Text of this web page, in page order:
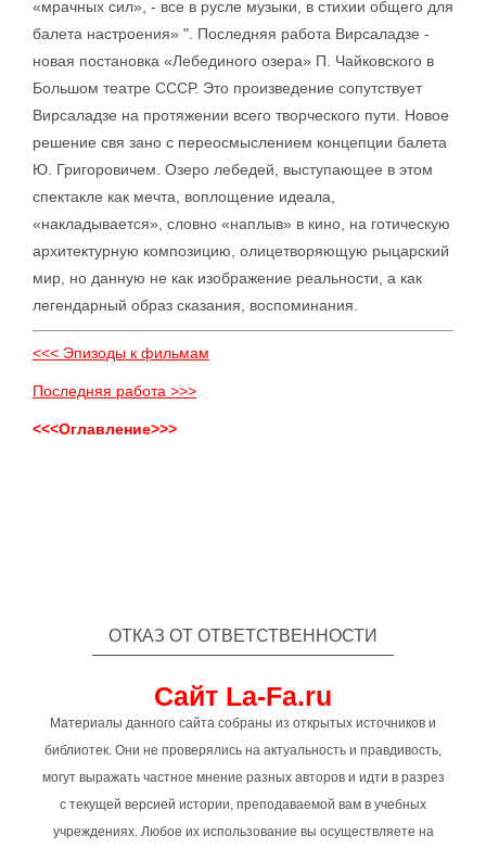
«мрачных сил», - все в русле музыки, в стихии общего для
балета настроения» ". Последняя работа Вирсаладзе -
новая постановка «Лебединого озера» П. Чайковского в
Большом театре СССР. Это произведение сопутствует
Вирсаладзе на протяжении всего творческого пути. Новое
решение свя зано с переосмыслением концепции балета
Ю. Григоровичем. Озеро лебедей, выступающее в этом
спектакле как мечта, воплощение идеала,
«накладывается», словно «наплыв» в кино, на готическую
архитектурную композицию, олицетворяющую рыцарский
мир, но данную не как изображение реальности, а как
легендарный образ сказания, воспоминания.
<<< Эпизоды к фильмам
Последняя работа >>>
<<<Оглавление>>>
ОТКАЗ ОТ ОТВЕТСТВЕННОСТИ
Сайт La-Fa.ru
Материалы данного сайта собраны из открытых источников и
библиотек. Они не проверялись на актуальность и правдивость,
могут выражать частное мнение разных авторов и идти в разрез
с текущей версией истории, преподаваемой вам в учебных
учреждениях. Любое их использование вы осуществляете на